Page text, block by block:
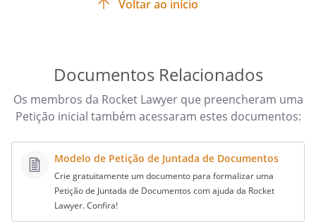
Voltar ao início
Documentos Relacionados
Os membros da Rocket Lawyer que preencheram uma
Petição inicial também acessaram estes documentos:
Modelo de Petição de Juntada de Documentos
Crie gratuitamente um documento para formalizar uma
Petição de Juntada de Documentos com ajuda da Rocket
Lawyer. Confira!